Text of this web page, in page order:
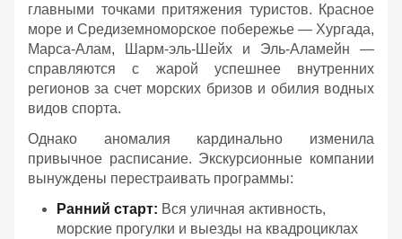
главными точками притяжения туристов. Красное
море и Средиземноморское побережье — Хургада,
Марса-Алам, Шарм-эль-Шейх и Эль-Аламейн —
справляются с жарой успешнее внутренних
регионов за счет морских бризов и обилия водных
видов спорта.
Однако аномалия кардинально изменила
привычное расписание. Экскурсионные компании
вынуждены перестраивать программы:
Ранний старт: Вся уличная активность,
морские прогулки и выезды на квадроциклах